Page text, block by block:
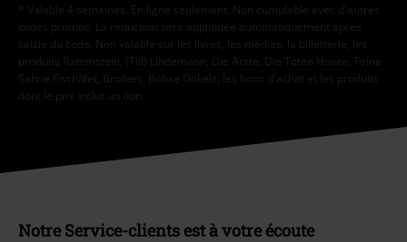
* Valable 4 semaines. En ligne seulement. Non cumulable avec d'autres
codes promos. La réduction sera appliquée automatiquement après
saisie du code. Non valable sur les livres, les médias, la billetterie, les
produits Rammstein, (Till) Lindemann, Die Ärzte, Die Toten Hosen, Feine
Sahne Fischfilet, Broilers, Böhse Onkelz, les bons d'achat et les produits
dont le prix inclut un don.
Notre Service-clients est à votre écoute